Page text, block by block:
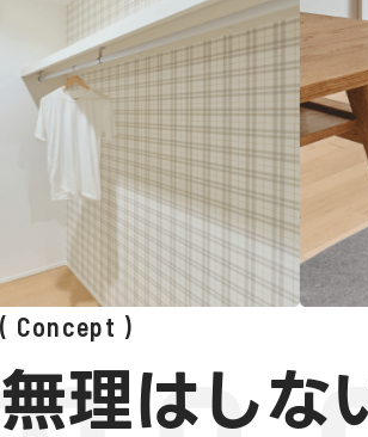
Concept
無理はしな